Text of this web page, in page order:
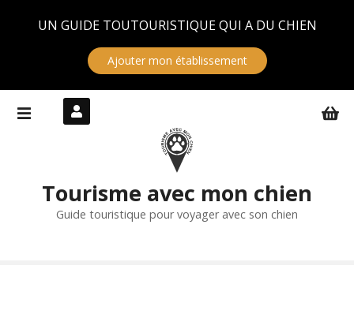
UN GUIDE TOUTOURISTIQUE QUI A DU CHIEN
Ajouter mon établissement
Tourisme avec mon chien
Guide touristique pour voyager avec son chien